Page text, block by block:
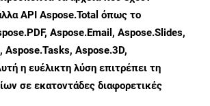
API Aspose.Total όπως το
Aspose.Email, Aspose.Slides,
Aspose.Tasks, Aspose.3D,
η ευέλικτη λύση επιτρέπει τη
σε εκατοντάδες διαφορετικές